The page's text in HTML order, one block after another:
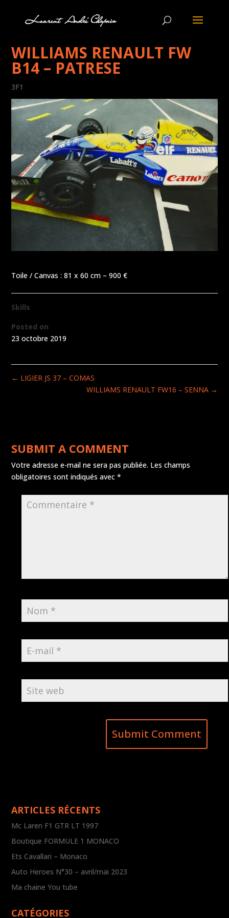
WILLIAMS RENAULT FW
B14 – PATRESE
3F1
Toile / Canvas : 81 x 60 cm – 900 €
Skills
Posted on
23 octobre 2019
← LIGIER JS 37 – COMAS
WILLIAMS RENAULT FW16 – SENNA →
SUBMIT A COMMENT
Votre adresse e-mail ne sera pas publiée. Les champs
obligatoires sont indiqués avec*
ARTICLES RÉCENTS
Mc Laren F1 GTR LT 1997
Boutique FORMULE 1 MONACO
Ets Cavallari – Monaco
Auto Heroes N°30 – avril/mai 2023
Ma chaine You tube
CATÉGORIES